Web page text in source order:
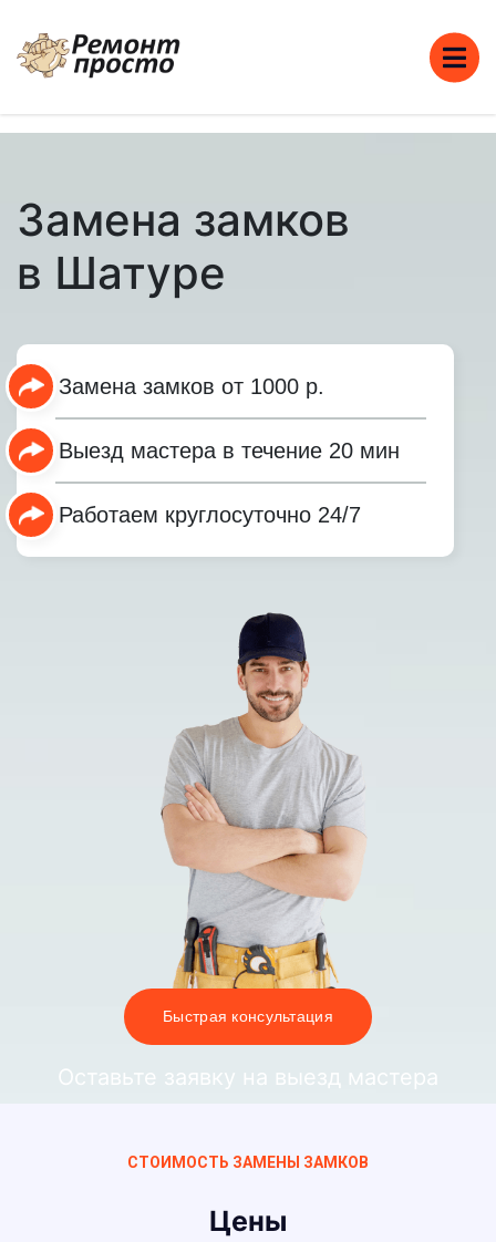
Замена замков
в Шатуре
Замена замков от 1000 р.
Выезд мастера в течение 20 мин
Работаем круглосуточно 24/7
Быстрая консультация
Оставьте заявку на выезд мастера
СТОИМОСТЬ ЗАМЕНЫ ЗАМКОВ
Цены